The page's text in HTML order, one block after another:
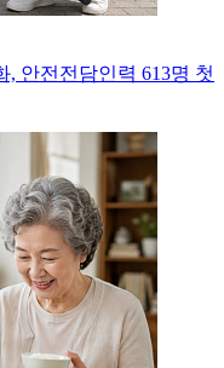
안전전담인력 613명 첫